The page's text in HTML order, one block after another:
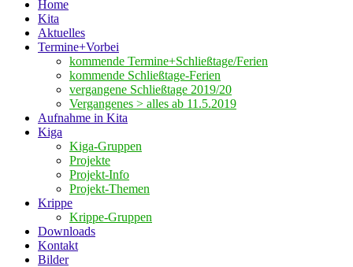
Home
Kita
Aktuelles
Termine+Vorbei
kommende Termine+Schließtage/Ferien
kommende Schließtage-Ferien
vergangene Schließtage 2019/20
Vergangenes > alles ab 11.5.2019
Aufnahme in Kita
Kiga
Kiga-Gruppen
Projekte
Projekt-Info
Projekt-Themen
Krippe
Krippe-Gruppen
Downloads
Kontakt
Bilder